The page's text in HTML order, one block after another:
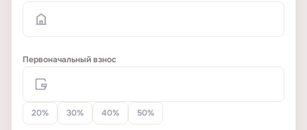
Первоначальный взнос
20% 30% 40% 50%